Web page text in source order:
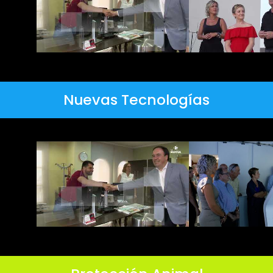
Nuevas Tecnologías